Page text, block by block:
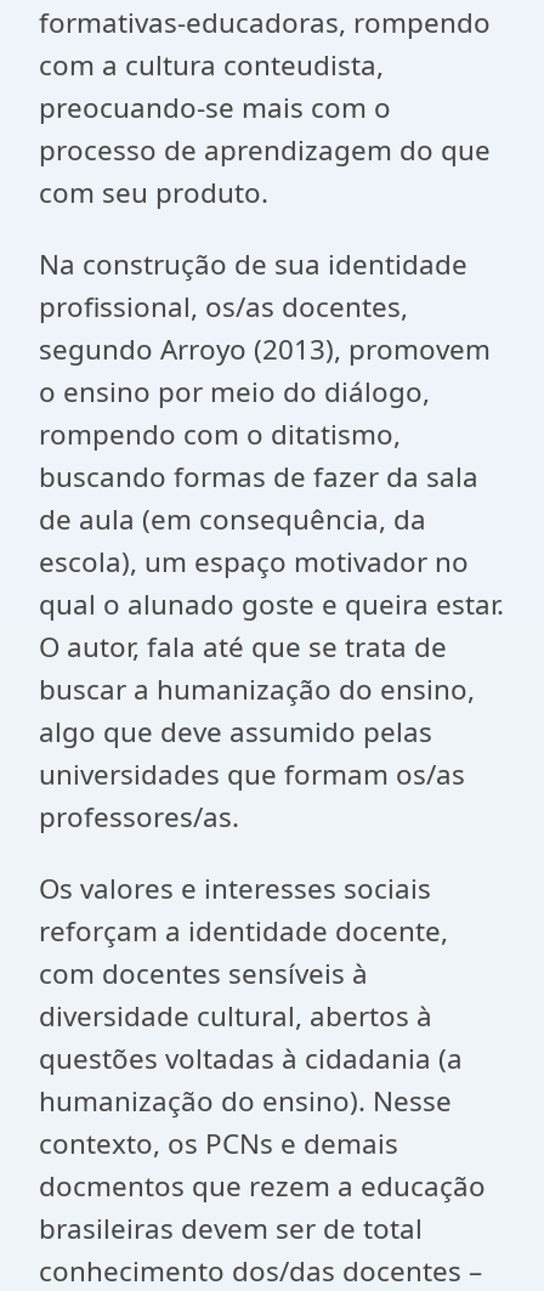
formativas-educadoras, rompendo
com a cultura conteudista,
preocuando-se mais com o
processo de aprendizagem do que
com seu produto.
Na construção de sua identidade
profissional, os/as docentes,
segundo Arroyo (2013), promovem
o ensino por meio do diálogo,
rompendo com o ditatismo,
buscando formas de fazer da sala
de aula (em consequência, da
escola), um espaço motivador no
qual o alunado goste e queira estar.
O autor, fala até que se trata de
buscar a humanização do ensino,
algo que deve assumido pelas
universidades que formam os/as
professores/as.
Os valores e interesses sociais
reforçam a identidade docente,
com docentes sensíveis à
diversidade cultural, abertos à
questões voltadas à cidadania (a
humanização do ensino). Nesse
contexto, os PCNs e demais
docmentos que rezem a educação
brasileiras devem ser de total
conhecimento dos/das docentes –